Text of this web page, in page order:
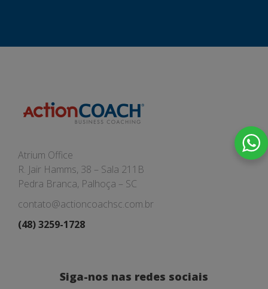
Atrium Office
R. Jair Hamms, 38 – Sala 211B
Pedra Branca, Palhoça – SC
contato@actioncoachsc.com.br
(48) 3259-1728
Siga-nos nas redes sociais